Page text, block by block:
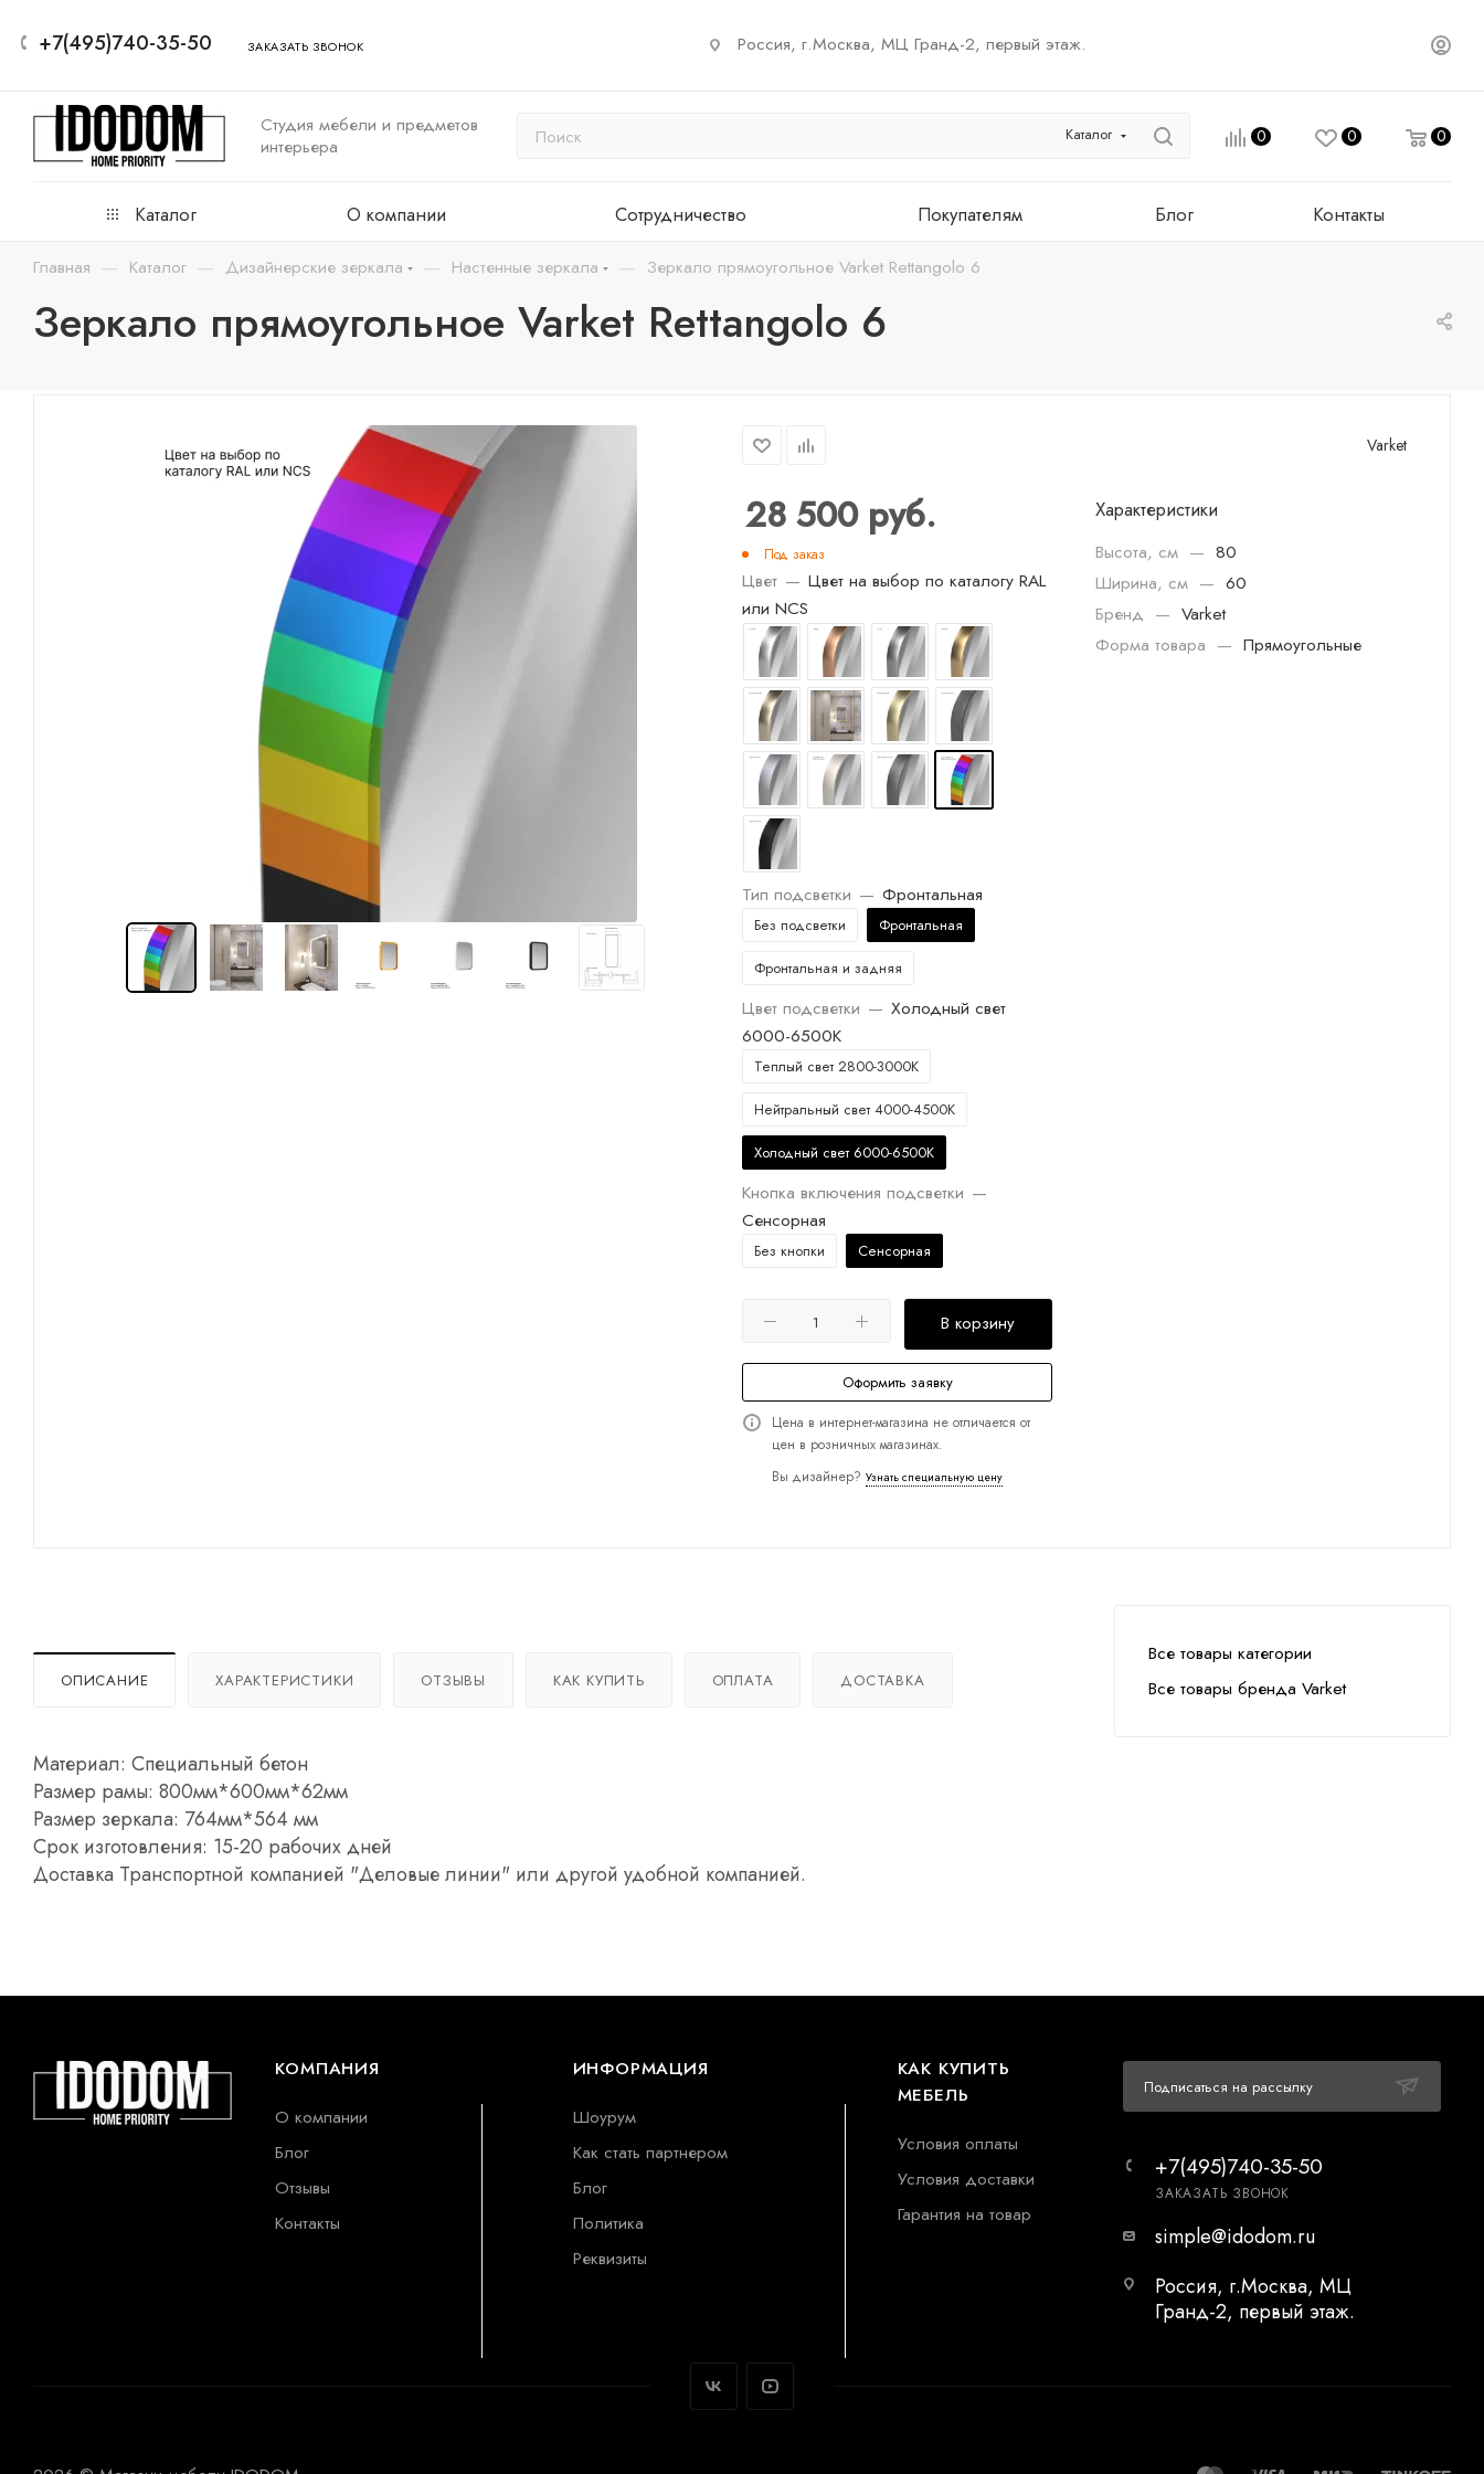
+7(495)740-35-50 ЗАКАЗАТЬ ЗВОНОК Россия, г.Москва, МЦ Гранд-2, первый этаж.
Студия мебели и предметов
интерьера
Каталог 0 0 0
Каталог О компании Сотрудничество Покупателям Блог Контакты
Главная — Каталог — Дизайнерские зеркала — Настенные зеркала — Зеркало прямоугольное Varket Rettangolo 6
Зеркало прямоугольное Varket Rettangolo 6
Varket
28 500руб.
Под заказ
Цвет — Цвет на выбор по каталогу RAL
или NCS
Тип подсветки — Фронтальная
Без подсветки Фронтальная
Фронтальная и задняя
Цвет подсветки — Холодный свет
6000-6500K
Теплый свет 2800-3000K
Нейтральный свет 4000-4500K
Холодный свет 6000-6500K
Кнопка включения подсветки —
Сенсорная
Без кнопки Сенсорная
В корзину
Оформить заявку
Цена в интернет-магазина не отличается от
цен в розничных магазинах.
Вы дизайнер? Узнать специальную цену
Характеристики
Высота, см — 80
Ширина, см — 60
Бренд — Varket
Форма товара — Прямоугольные
ОПИСАНИЕ ХАРАКТЕРИСТИКИ ОТЗЫВЫ КАК КУПИТЬ ОПЛАТА ДОСТАВКА
Материал: Специальный бетон
Размер рамы: 800мм*600мм*62мм
Размер зеркала: 764мм*564 мм
Срок изготовления: 15-20 рабочих дней
Доставка Транспортной компанией "Деловые линии" или другой удобной компанией.
Все товары категории
Все товары бренда Varket
КОМПАНИЯ
О компании
Блог
Отзывы
Контакты
ИНФОРМАЦИЯ
Шоурум
Как стать партнером
Блог
Политика
Реквизиты
КАК КУПИТЬ
МЕБЕЛЬ
Условия оплаты
Условия доставки
Гарантия на товар
Подписаться на рассылку
+7(495)740-35-50
ЗАКАЗАТЬ ЗВОНОК
simple@idodom.ru
Россия, г.Москва, МЦ
Гранд-2, первый этаж.